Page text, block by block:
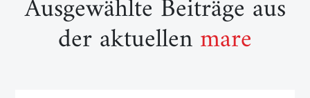
Ausgewählte Beiträge aus
der aktuellenmare